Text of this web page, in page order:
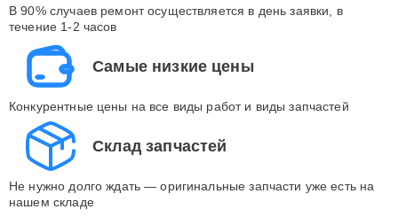
В 90% случаев ремонт осуществляется в день заявки, в
течение 1-2 часов
Самые низкие цены
Конкурентные цены на все виды работ и виды запчастей
Склад запчастей
Не нужно долго ждать — оригинальные запчасти уже есть на
нашем складе